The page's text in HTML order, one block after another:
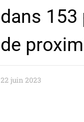
dans 153
de
22 juin 2023